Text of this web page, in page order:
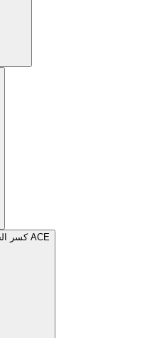
كسر الحلقة: استراتيجيات المرونة للناجين من ACE